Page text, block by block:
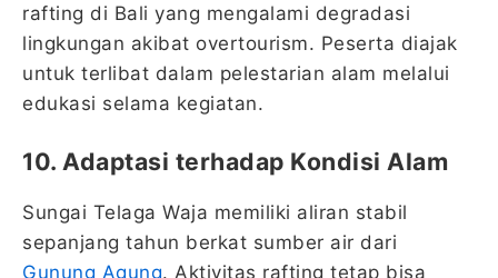
rafting di Bali yang mengalami degradasi
lingkungan akibat overtourism. Peserta diajak
untuk terlibat dalam pelestarian alam melalui
edukasi selama kegiatan.
10. Adaptasi terhadap Kondisi Alam
Sungai Telaga Waja memiliki aliran stabil
sepanjang tahun berkat sumber air dari
Gunung Agung. Aktivitas rafting tetap bisa